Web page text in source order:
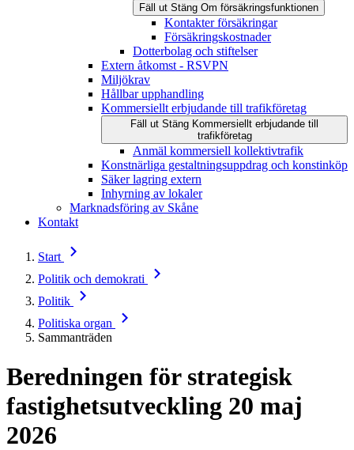
Fäll ut Stäng Om försäkringsfunktionen
Kontakter försäkringar
Försäkringskostnader
Dotterbolag och stiftelser
Extern åtkomst - RSVPN
Miljökrav
Hållbar upphandling
Kommersiellt erbjudande till trafikföretag
Fäll ut Stäng Kommersiellt erbjudande till
trafikföretag
Anmäl kommersiell kollektivtrafik
Konstnärliga gestaltningsuppdrag och konstinköp
Säker lagring extern
Inhyrning av lokaler
Marknadsföring av Skåne
Kontakt
Start
Politik och demokrati
Politik
Politiska organ
Sammanträden
Beredningen för strategisk
fastighetsutveckling 20 maj
2026